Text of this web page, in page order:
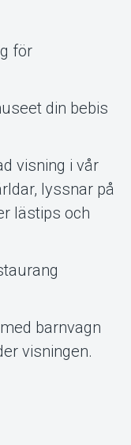
för
din bebis
visning i vår
lyssnar på
lästips och
barnvagn
visningen.